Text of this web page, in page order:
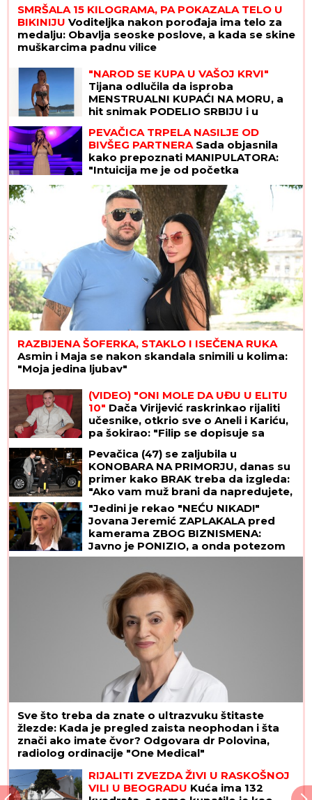
SMRŠALA 15 KILOGRAMA, PA POKAZALA TELO U
BIKINIJU Voditeljka nakon porođaja ima telo za
medalju: Obavlja seoske poslove, a kada se skine
muškarcima padnu vilice
"NAROD SE KUPA U VAŠOJ KRVI"
Tijana odlučila da isproba
MENSTRUALNI KUPAĆI NA MORU, a
hit snimak PODELIO SRBIJU i u
komentarima je nastao opšti RAT
PEVAČICA TRPELA NASILJE OD
BIVŠEG PARTNERASada objasnila
kako prepoznati MANIPULATORA:
"Intuicija me je od početka
upozoravala"
RAZBIJENA ŠOFERKA, STAKLO I ISEČENA RUKA
Asmin i Maja se nakon skandala snimili u kolima:
"Moja jedina ljubav"
(VIDEO) "ONI MOLE DA UĐU U ELITU
10" Dača Virijević raskrinkao rijaliti
učesnike, otkrio sve o Aneli i Kariću,
pa šokirao: "Filip se dopisuje sa
Pevačica (47) se zaljubila u
KONOBARA NA PRIMORJU, danas su
primer kako BRAK treba da izgleda:
"Ako vam muž brani da napredujete,
NIJE ZA VAS"
"Jedini je rekao "NEĆU NIKAD!"
Jovana Jeremić ZAPLAKALA pred
kamerama ZBOG BIZNISMENA:
Javno je PONIZIO, a onda potezom
iznenadio javnost!
Sve što treba da znate o ultrazvuku štitaste
žlezde: Kada je pregled zaista neophodan i šta
znači ako imate čvor? Odgovara dr Polovina,
radiolog ordinacije "One Medical"
RIJALITI ZVEZDA ŽIVI U RASKOŠNOJ
VILI U BEOGRADU Kuća ima 132